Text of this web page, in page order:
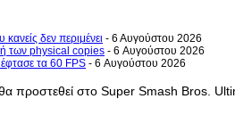
δεν περιμένει - 6 Αυγούστου 2026
των physical copies - 6 Αυγούστου 2026
τα 60 FPS - 6 Αυγούστου 2026
στο Super Smash Bros.